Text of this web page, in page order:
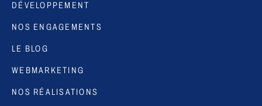
DÉVELOPPEMENT
NOS ENGAGEMENTS
LE BLOG
WEBMARKETING
NOS RÉALISATIONS